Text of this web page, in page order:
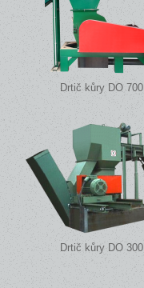
Drtič kůry DO 700
Drtič kůry DO 300